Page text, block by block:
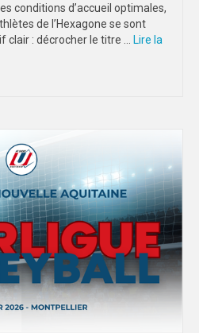
conditions d’accueil optimales,
de l’Hexagone se sont
clair : décrocher le titre … Lire la